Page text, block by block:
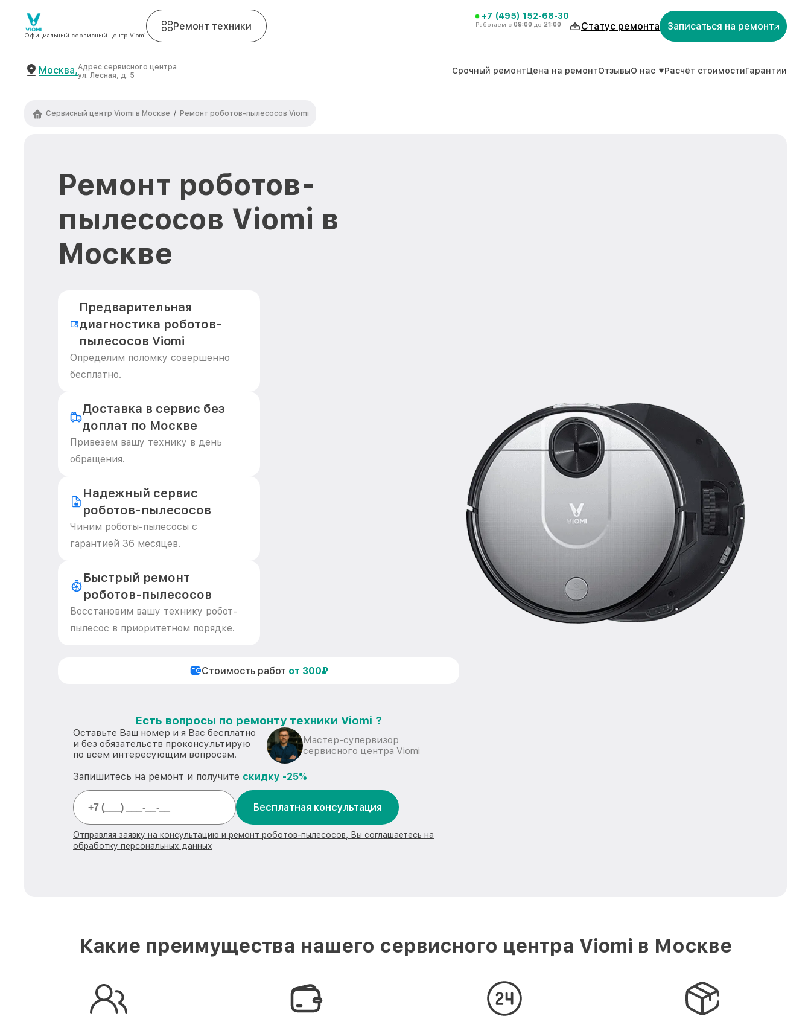
Официальный сервисный центр Viomi
Ремонт техники
+7 (495) 152-68-30
Работаем с 09:00 до 21:00 Статус ремонта Записаться на ремонт
Москва,Адрес сервисного центра
ул. Лесная, д. 5
Срочный ремонтЦена на ремонтОтзывыО нас Расчёт стоимостиГарантии
Сервисный центр Viomi в Москве / Ремонт роботов-пылесосов Viomi
Ремонт роботов-
пылесосов Viomi в
Москве
Предварительная
диагностика роботов-
пылесосов Viomi
Определим поломку совершенно
бесплатно.
Доставка в сервис без
доплат по Москве
Привезем вашу технику в день
обращения.
Надежный сервис
роботов-пылесосов
Чиним роботы-пылесосы с
гарантией 36 месяцев.
Быстрый ремонт
роботов-пылесосов
Восстановим вашу технику робот-
пылесос в приоритетном порядке.
Стоимость работ от 300₽
Есть вопросы по ремонту техники Viomi ?
Оставьте Ваш номер и я Вас бесплатно
и без обязательств проконсультирую
по всем интересующим вопросам.
Мастер-супервизор
сервисного центра Viomi
Запишитесь на ремонт и получите скидку -25%
Бесплатная консультация
Отправляя заявку на консультацию и ремонт роботов-пылесосов, Вы соглашаетесь на
обработку персональных данных
Какие преимущества нашего сервисного центра Viomi в Москве